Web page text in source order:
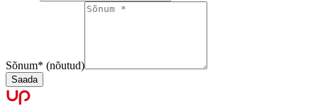
Sõnum* (nõutud)
Saada